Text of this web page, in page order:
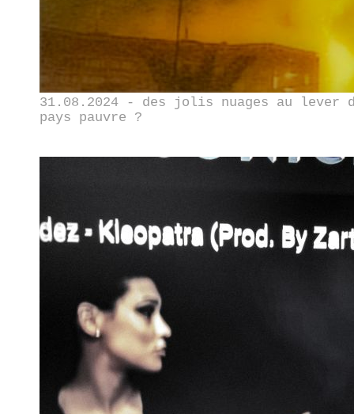
31.08.2024 - des jolis nuages au lever
pays pauvre ?